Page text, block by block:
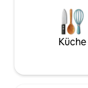
verbringen, Golf
Spaziergänge
unternehmen
ruhigen
die du für ein
Küche